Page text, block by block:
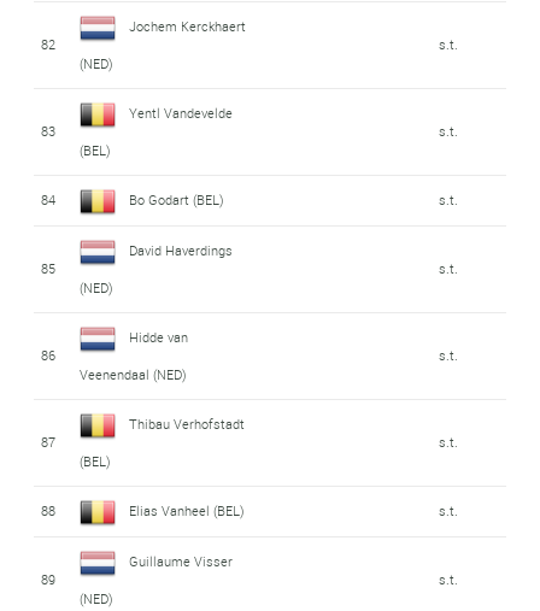
82
Jochem Kerckhaert
(NED)
s.t.
83
Yentl Vandevelde
(BEL)
s.t.
84 Bo Godart (BEL) s.t.
85
David Haverdings
(NED)
s.t.
86
Hidde van
Veenendaal (NED)
s.t.
87
Thibau Verhofstadt
(BEL)
s.t.
88 Elias Vanheel (BEL) s.t.
89
Guillaume Visser
(NED)
s.t.